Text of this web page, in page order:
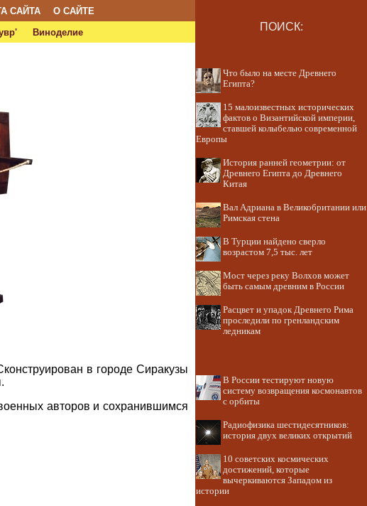
САЙТА
О САЙТЕ
Виноделие ПОИСК:
в городе Сиракузы
авторов и сохранившимся
Что было на месте Древнего
Египта?
15 малоизвестных исторических
фактов о Византийской империи,
ставшей колыбелью современной
Европы
История ранней геометрии: от
Древнего Египта до Древнего
Китая
Вал Адриана в Великобритании или
Римская стена
В Турции найдено сверло
возрастом 7,5 тыс. лет
Мост через реку Волхов может
быть самым древним в России
Расцвет и упадок Древнего Рима
проследили по гренландским
ледникам
В России тестируют новую
систему возвращения космонавтов
с орбиты
Радиофизика шестидесятников:
история двух великих открытий
10 советских космических
достижений, которые
вычеркиваются Западом из
истории